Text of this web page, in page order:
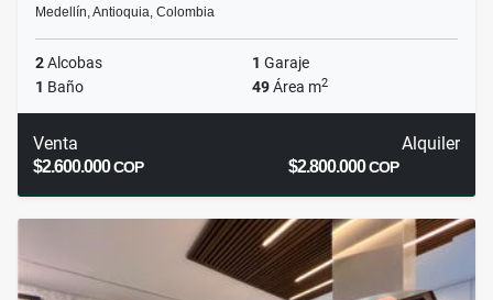
Medellín, Antioquia, Colombia
2Alcobas 1 Garaje
1 Baño 49Área m2
Venta
$2.600.000COP
Alquiler
$2.800.000COP